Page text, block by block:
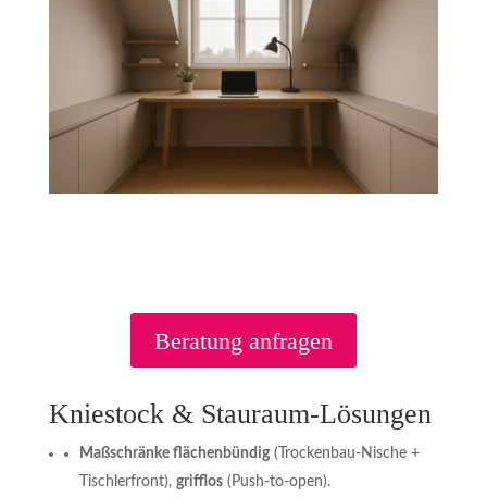
Beratung anfragen
Kniestock & Stauraum-Lösungen
Maßschränke flächenbündig(Trockenbau-Nische +
Tischlerfront), grifflos(Push-to-open).